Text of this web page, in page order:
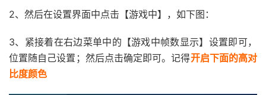
2、然后在设置界面中点击【游戏中】，如下图：
3、紧接着在右边菜单中的【游戏中帧数显示】设置即可，
位置随自己设置；然后点击确定即可。记得开启下面的高对
比度颜色